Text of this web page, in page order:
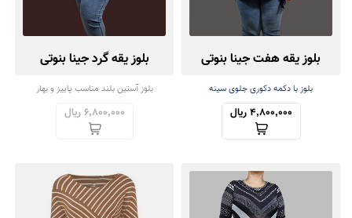
بلوز یقه هفت جینا بنوتی
بلوز با دکمه دکوری جلوی سینه
4,800,000 ریال
بلوز یقه گرد جینا بنوتی
بلوز آستین بلند مناسب پاییز و بهار
6,800,000 ریال